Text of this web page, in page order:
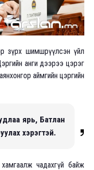
зүрх шимшрүүлсэн үйл
анги дээрээ цэрэг
аймгийн цэргийн
ярь, Батлан
хэрэгтэй.
чадахгүй байж